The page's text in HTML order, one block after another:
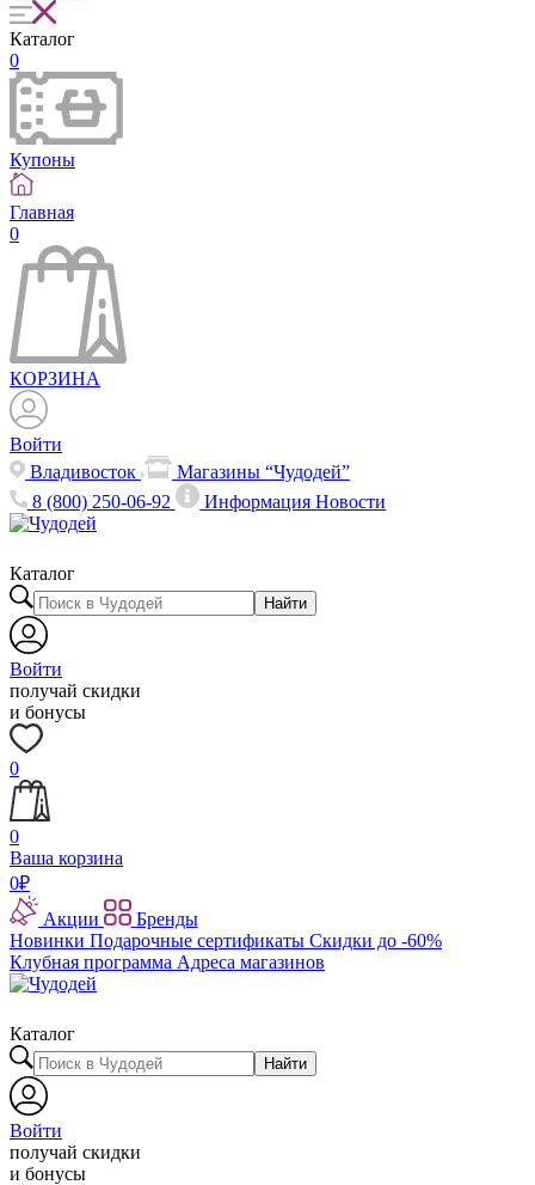
Каталог
0
Купоны
Главная
0
КОРЗИНА
Войти
Владивосток
Магазины “Чудодей”
8 (800) 250-06-92
ИнформацияНовости
Каталог
Найти
Войти
получай скидки
и бонусы
0
0
Ваша корзина
0₽
Акции
Бренды
Новинки Подарочные сертификаты Скидки до -60%
Клубная программа Адреса магазинов
Каталог
Найти
Войти
получай скидки
и бонусы